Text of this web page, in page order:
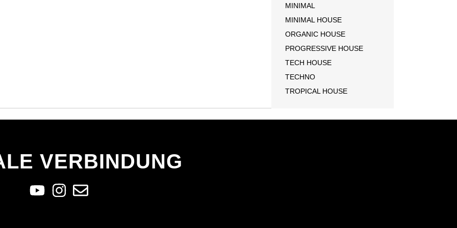
MINIMAL
MINIMAL HOUSE
ORGANIC HOUSE
PROGRESSIVE HOUSE
TECH HOUSE
TECHNO
TROPICAL HOUSE
VERBINDUNG